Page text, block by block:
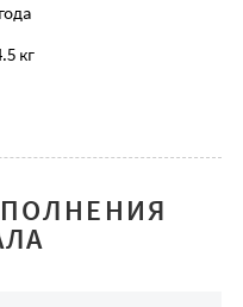
кг